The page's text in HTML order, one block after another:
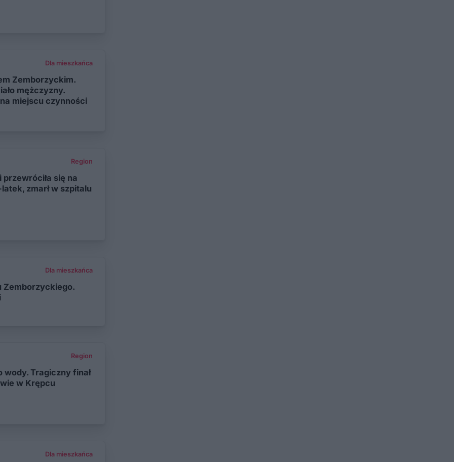
Dla mieszkańca
Zemborzyckim.
mężczyzny.
miejscu czynności
Region
się na
zmarł w szpitalu
Dla mieszkańca
Zemborzyckiego.
Region
wody. Tragiczny finał
w Krępcu
Dla mieszkańca